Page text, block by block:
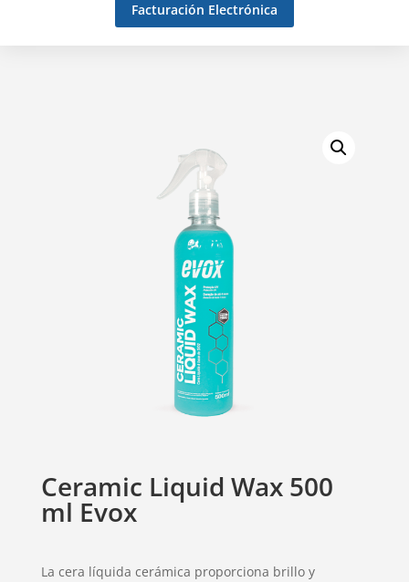
Facturación Electrónica
Ceramic Liquid Wax 500
ml Evox
La cera líquida cerámica proporciona brillo y